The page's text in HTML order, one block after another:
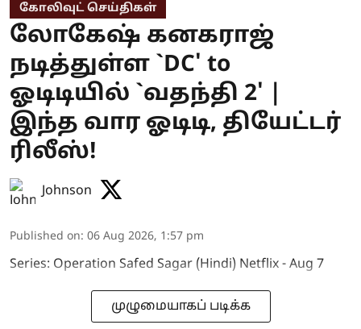
கோலிவுட் செய்திகள்
லோகேஷ் கனகராஜ்
நடித்துள்ள `DC' to
ஓடிடியில் `வதந்தி 2' |
இந்த வார ஓடிடி, தியேட்டர்
ரிலீஸ்!
Johnson
Published on: 06 Aug 2026, 1:57 pm
Series: Operation Safed Sagar (Hindi) Netflix - Aug 7
முழுமையாகப் படிக்க